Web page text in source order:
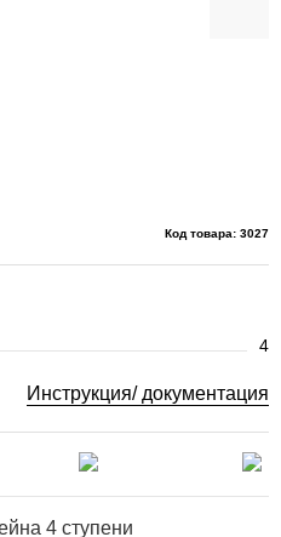
Код товара: 3027
4
Инструкция/ документация
4 ступени